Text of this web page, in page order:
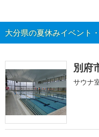
大分県の夏休みイベント
別府
サウナ